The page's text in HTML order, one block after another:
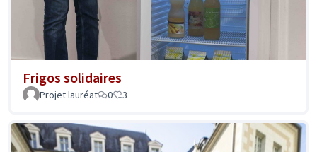
Frigos solidaires
Projet lauréat 0 3